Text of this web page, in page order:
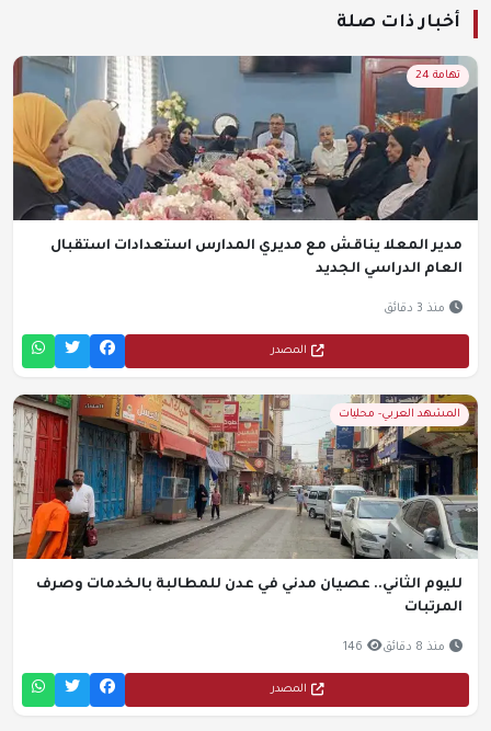
أخبار ذات صلة
تهامة 24
مدير المعلا يناقش مع مديري المدارس استعدادات استقبال
العام الدراسي الجديد
منذ 3 دقائق
المصدر
المشهد العربي- محليات
لليوم الثاني.. عصيان مدني في عدن للمطالبة بالخدمات وصرف
المرتبات
منذ 8 دقائق 146
المصدر